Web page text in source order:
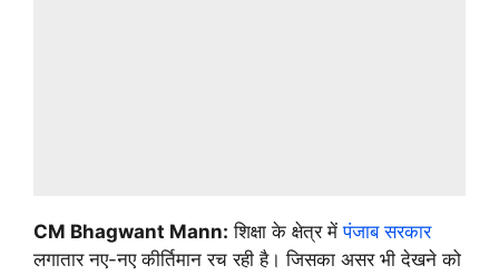
CM Bhagwant Mann: शिक्षा के क्षेत्र मेंपंजाब सरकार
लगातार नए-नए कीर्तिमान रच रही है। जिसका असर भी देखने को